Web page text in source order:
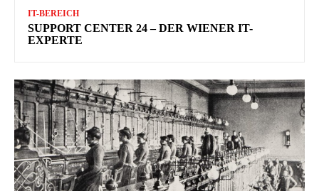
IT-BEREICH
SUPPORT CENTER 24 – DER WIENER IT-
EXPERTE